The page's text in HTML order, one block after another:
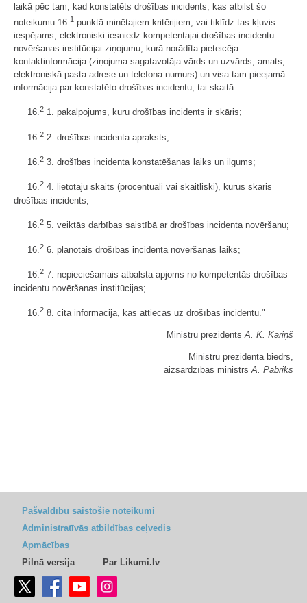
laikā pēc tam, kad konstatēts drošības incidents, kas atbilst šo
noteikumu 16.1 punktā minētajiem kritērijiem, vai tiklīdz tas kļuvis
iespējams, elektroniski iesniedz kompetentajai drošības incidentu
novēršanas institūcijai ziņojumu, kurā norādīta pieteicēja
kontaktinformācija (ziņojuma sagatavotāja vārds un uzvārds, amats,
elektroniskā pasta adrese un telefona numurs) un visa tam pieejamā
informācija par konstatēto drošības incidentu, tai skaitā:
16.2 1. pakalpojums, kuru drošības incidents ir skāris;
16. 2 2. drošības incidenta apraksts;
16.2 3. drošības incidenta konstatēšanas laiks un ilgums;
16.2 4. lietotāju skaits (procentuāli vai skaitliski), kurus skāris
drošības incidents;
16. 2 5. veiktās darbības saistībā ar drošības incidenta novēršanu;
16.2 6. plānotais drošības incidenta novēršanas laiks;
16.2 7. nepieciešamais atbalsta apjoms no kompetentās drošības
incidentu novēršanas institūcijas;
16. 2 8. cita informācija, kas attiecas uz drošības incidentu."
Ministru prezidents A. K. Kariņš
Ministru prezidenta biedrs,
aizsardzības ministrs A. Pabriks
Pašvaldību saistošie noteikumi
Administratīvās atbildības ceļvedis
Apmācības
Pilnā versija
Par Likumi.lv